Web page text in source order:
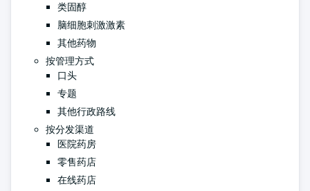
类固醇
脑细胞刺激激素
其他药物
按管理方式
口头
专题
其他行政路线
按分发渠道
医院药房
零售药店
在线药店